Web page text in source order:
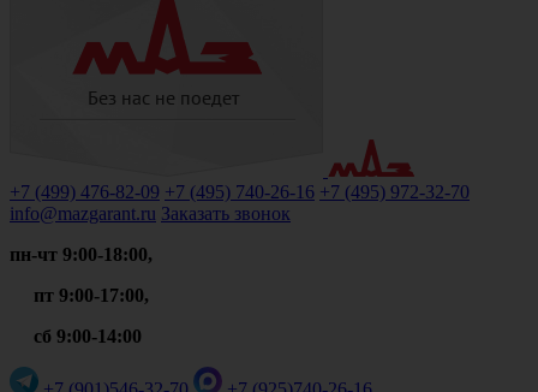
+7 (499) 476-82-09 +7 (495) 740-26-16 +7 (495) 972-32-70
info@mazgarant.ru Заказать звонок
пн-чт 9:00-18:00,
пт 9:00-17:00,
сб 9:00-14:00